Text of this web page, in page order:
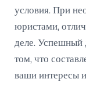
условия. При
юристами,
деле. Успешный
том, что
ваши интересы